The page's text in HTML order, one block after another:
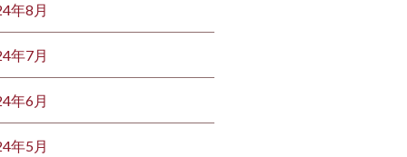
年8月
年7月
年6月
年5月